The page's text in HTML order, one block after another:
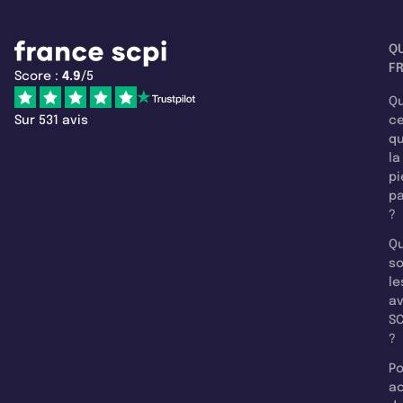
Score : 4.9/5
Sur 531 avis
la
?
?